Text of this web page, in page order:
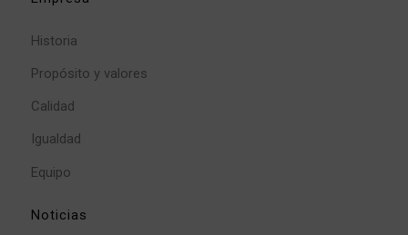
Historia
Propósito y valores
Calidad
Igualdad
Equipo
Noticias